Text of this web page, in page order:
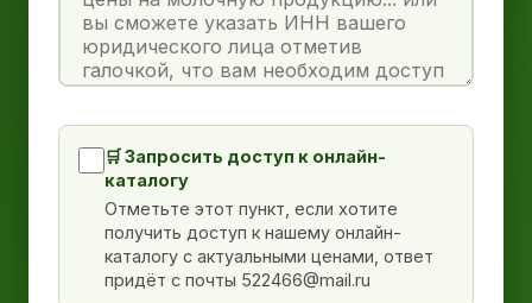
🛒 Запросить доступ к онлайн-
каталогу
Отметьте этот пункт, если хотите
получить доступ к нашему онлайн-
каталогу с актуальными ценами, ответ
придёт с почты 522466@mail.ru